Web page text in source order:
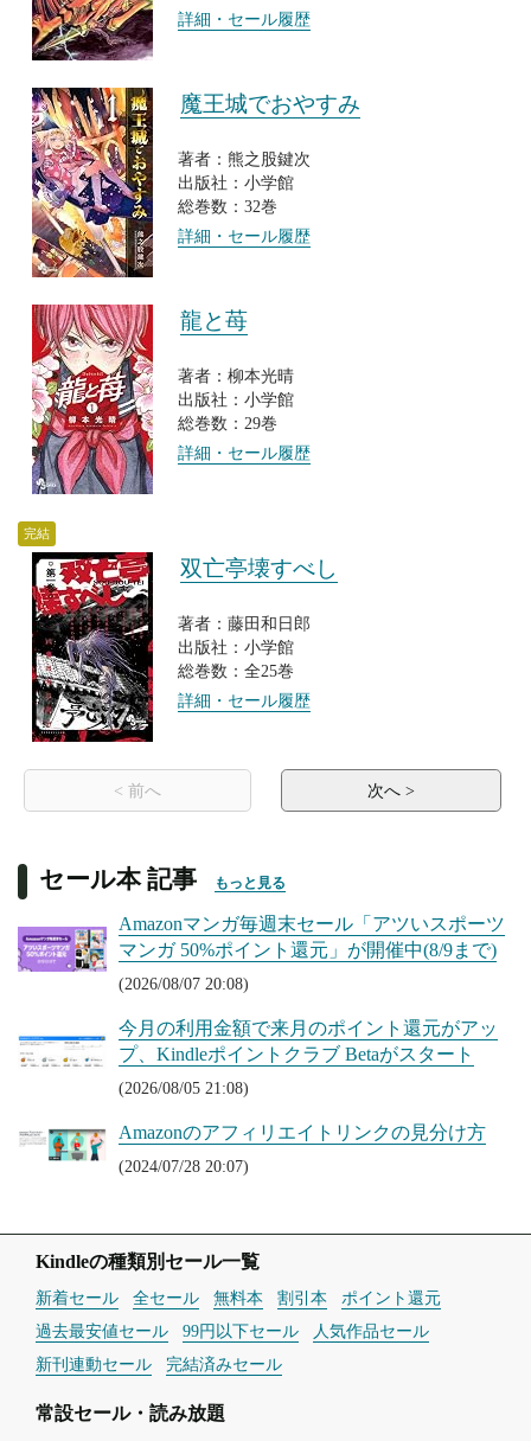
詳細・セール履歴
魔王城でおやすみ
著者：熊之股鍵次
出版社：小学館
総巻数：32巻
詳細・セール履歴
龍と苺
著者：柳本光晴
出版社：小学館
総巻数：29巻
詳細・セール履歴
完結
双亡亭壊すべし
著者：藤田和日郎
出版社：小学館
総巻数：全25巻
詳細・セール履歴
< 前へ 次へ >
セール本 記事 もっと見る
Amazonマンガ毎週末セール「アツいスポーツ
マンガ 50%ポイント還元」が開催中(8/9まで)
(2026/08/07 20:08)
今月の利用金額で来月のポイント還元がアッ
プ、Kindleポイントクラブ Betaがスタート
(2026/08/05 21:08)
Amazonのアフィリエイトリンクの見分け方
(2024/07/28 20:07)
Kindleの種類別セール一覧
新着セール 全セール 無料本 割引本
ポイント還元
過去最安値セール
99円以下セール
人気作品セール
新刊連動セール
完結済みセール
常設セール・読み放題